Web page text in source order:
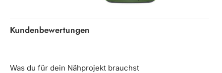
Kundenbewertungen
Was du für dein Nähprojekt brauchst